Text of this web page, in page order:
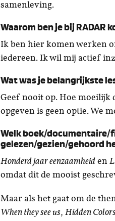
samenleving.
Waarom ben je bij RADAR
Ik ben hier komen werken
iedereen. Ik wil mij actief
Wat was je belangrijkste
Geef nooit op. Hoe moeilijk
opgeven is geen optie. We
Welk boek/
gelezen/gezien/gehoord
Honderd jaar eenzaamheid en
omdat dit de mooist
Maar als het gaat om de
When they see us, Hidden